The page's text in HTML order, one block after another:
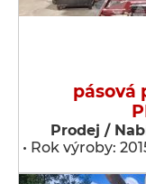
pásová
Prodej /
• Rok výroby: